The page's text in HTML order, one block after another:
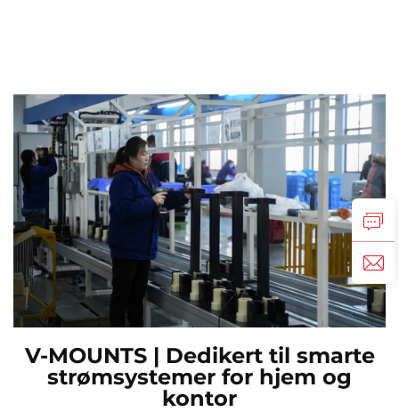
V-MOUNTS | Dedikert til smarte
strømsystemer for hjem og
kontor